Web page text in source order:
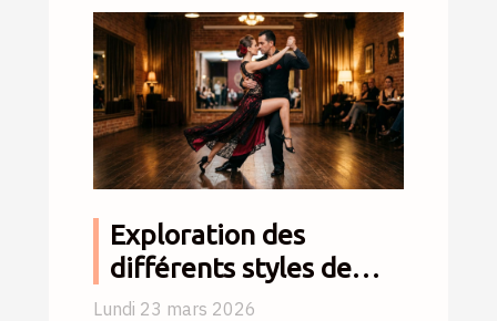
Exploration des
différents styles de
tango argentin
Lundi 23 mars 2026